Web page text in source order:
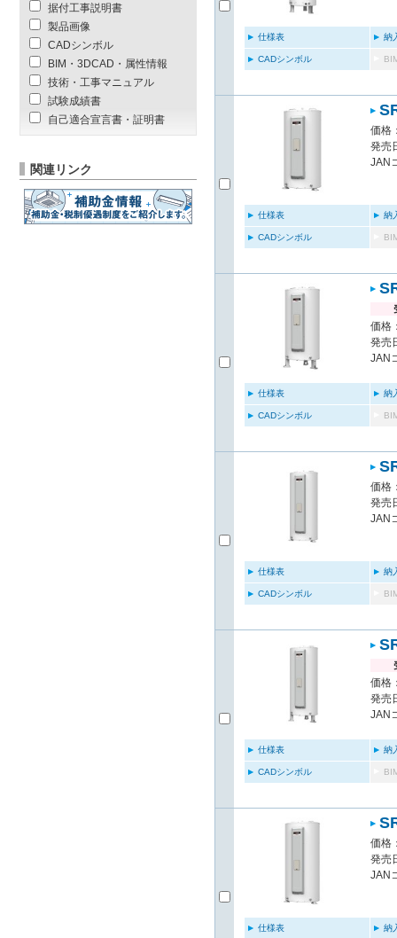
仕様表 納
CADシンボル
価格
発売
JAN
仕様表 納
CADシンボル
価格
発売
JAN
仕様表 納
CADシンボル
価格
発売
JAN
仕様表 納
CADシンボル
価格
発売
JAN
仕様表 納
CADシンボル
価格
発売
JAN
仕様表 納
据付工事説明書
製品画像
CADシンボル
BIM・3DCAD・属性情報
技術・工事マニュアル
試験成績書
自己適合宣言書・証明書
関連リンク